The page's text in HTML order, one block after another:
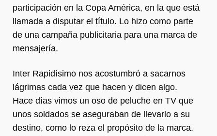
participación en la Copa América, en la que está
llamada a disputar el título. Lo hizo como parte
de una campaña publicitaria para una marca de
mensajería.
Inter Rapidísimo nos acostumbró a sacarnos
lágrimas cada vez que hacen y dicen algo.
Hace días vimos un oso de peluche en TV que
unos soldados se aseguraban de llevarlo a su
destino, como lo reza el propósito de la marca.